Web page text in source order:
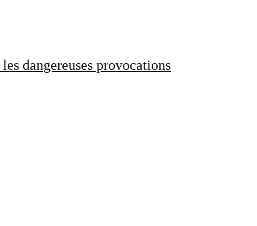
dangereuses provocations